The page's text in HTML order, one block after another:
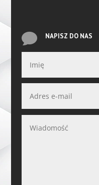
 NAPISZ DO NAS